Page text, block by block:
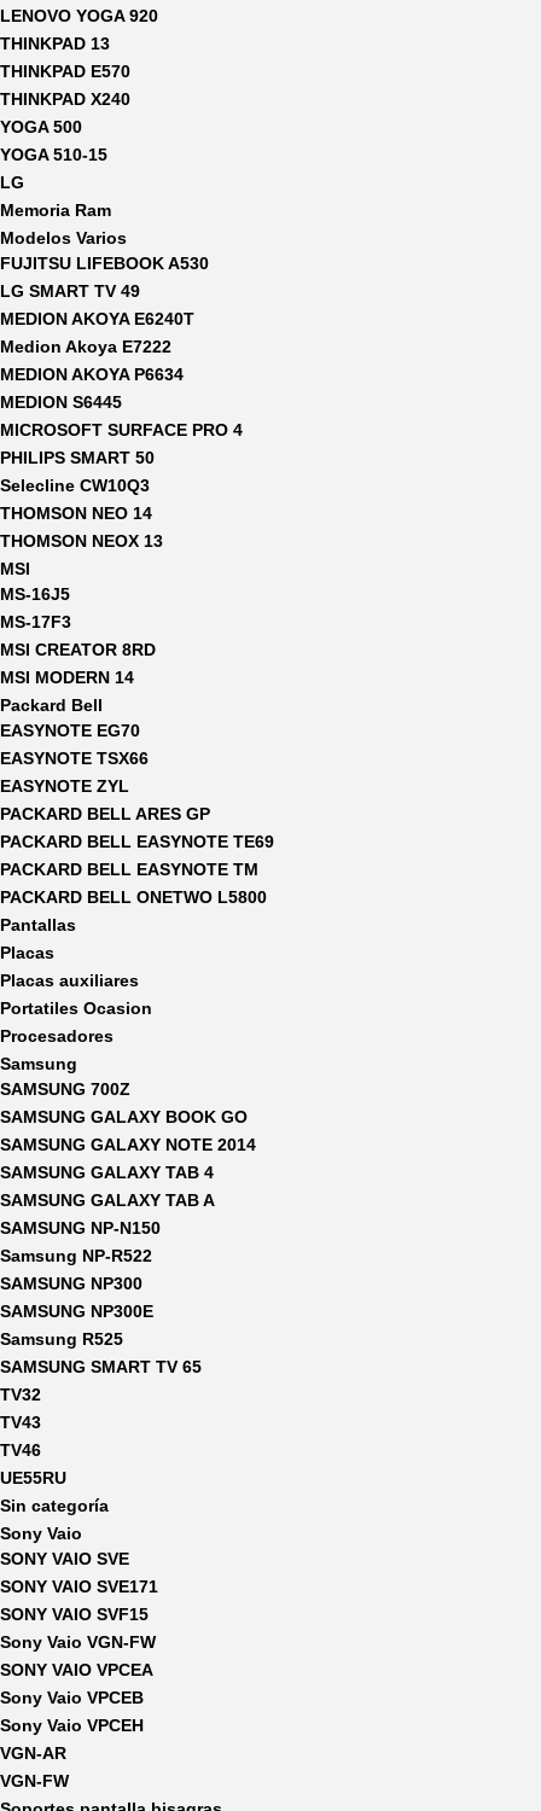
LENOVO YOGA 920
THINKPAD 13
THINKPAD E570
THINKPAD X240
YOGA 500
YOGA 510-15
LG
Memoria Ram
Modelos Varios
FUJITSU LIFEBOOK A530
LG SMART TV 49
MEDION AKOYA E6240T
Medion Akoya E7222
MEDION AKOYA P6634
MEDION S6445
MICROSOFT SURFACE PRO 4
PHILIPS SMART 50
Selecline CW10Q3
THOMSON NEO 14
THOMSON NEOX 13
MSI
MS-16J5
MS-17F3
MSI CREATOR 8RD
MSI MODERN 14
Packard Bell
EASYNOTE EG70
EASYNOTE TSX66
EASYNOTE ZYL
PACKARD BELL ARES GP
PACKARD BELL EASYNOTE TE69
PACKARD BELL EASYNOTE TM
PACKARD BELL ONETWO L5800
Pantallas
Placas
Placas auxiliares
Portatiles Ocasion
Procesadores
Samsung
SAMSUNG 700Z
SAMSUNG GALAXY BOOK GO
SAMSUNG GALAXY NOTE 2014
SAMSUNG GALAXY TAB 4
SAMSUNG GALAXY TAB A
SAMSUNG NP-N150
Samsung NP-R522
SAMSUNG NP300
SAMSUNG NP300E
Samsung R525
SAMSUNG SMART TV 65
TV32
TV43
TV46
UE55RU
Sin categoría
Sony Vaio
SONY VAIO SVE
SONY VAIO SVE171
SONY VAIO SVF15
Sony Vaio VGN-FW
SONY VAIO VPCEA
Sony Vaio VPCEB
Sony Vaio VPCEH
VGN-AR
VGN-FW